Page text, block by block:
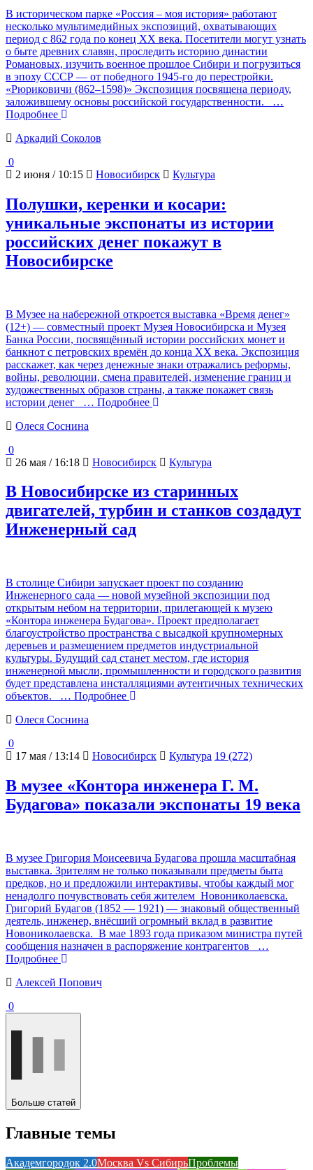
В историческом парке «Россия – моя история» работают
несколько мультимедийных экспозиций, охватывающих
период с 862 года по конец XX века. Посетители могут узнать
о быте древних славян, проследить историю династии
Романовых, изучить военное прошлое Сибири и погрузиться
в эпоху СССР — от победного 1945-го до перестройки.
«Рюриковичи (862–1598)» Экспозиция посвящена периоду,
заложившему основы российской государственности.
…
Подробнее
Аркадий Соколов
0
2 июня / 10:15
Новосибирск Культура
Полушки, керенки и косари:
уникальные экспонаты из истории
российских денег покажут в
Новосибирске
В Музее на набережной откроется выставка «Время денег»
(12+) — совместный проект Музея Новосибирска и Музея
Банка России, посвящённый истории российских монет и
банкнот с петровских времён до конца XX века. Экспозиция
расскажет, как через денежные знаки отражались реформы,
войны, революции, смена правителей, изменение границ и
художественных образов страны, а также покажет связь
истории денег
… Подробнее
Олеся Соснина
0
26 мая / 16:18
Новосибирск Культура
В Новосибирске из старинных
двигателей, турбин и станков создадут
Инженерный сад
В столице Сибири запускает проект по созданию
Инженерного сада — новой музейной экспозиции под
открытым небом на территории, прилегающей к музею
«Контора инженера Будагова». Проект предполагает
благоустройство пространства с высадкой крупномерных
деревьев и размещением предметов индустриальной
культуры. Будущий сад станет местом, где история
инженерной мысли, промышленности и городского развития
будет представлена инсталляциями аутентичных технических
объектов.
… Подробнее
Олеся Соснина
0
17 мая / 13:14
Новосибирск Культура 19 (272)
В музее «Контора инженера Г. М.
Будагова» показали экспонаты 19 века
В музее Григория Моисеевича Будагова прошла масштабная
выставка. Зрителям не только показывали предметы быта
предков, но и предложили интерактивы, чтобы каждый мог
ненадолго почувствовать себя жителем Новониколаевска.
Григорий Будагов (1852 — 1921) — знаковый общественный
деятель, инженер, внёсший огромный вклад в развитие
Новониколаевска. В мае 1893 года приказом министра путей
сообщения назначен в распоряжение контрагентов
…
Подробнее
Алексей Попович
0
Больше статей
Главные темы
Академгородок 2.0Москва Vs СибирьПроблемы